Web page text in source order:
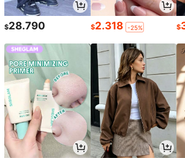
$28.790 $2.318 -25% $